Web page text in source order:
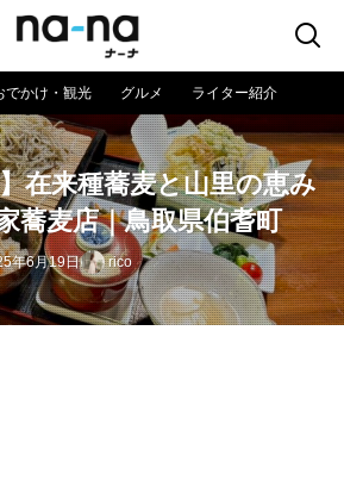
でかけ・観光 グルメ ライター紹介
在来種蕎麦と山里の恵み
蕎麦店｜鳥取県伯耆町
年6月19日 rico